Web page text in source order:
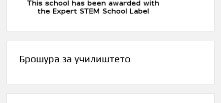
Брошура за училиштето